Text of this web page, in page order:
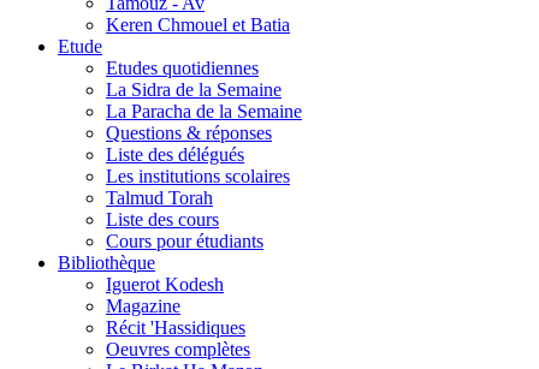
Keren Chmouel et Batia
Etude
Etudes quotidiennes
La Sidra de la Semaine
La Paracha de la Semaine
Questions & réponses
Liste des délégués
Les institutions scolaires
Talmud Torah
Liste des cours
Cours pour étudiants
Bibliothèque
Iguerot Kodesh
Magazine
Récit 'Hassidiques
Oeuvres complètes